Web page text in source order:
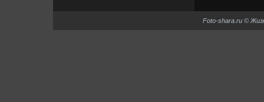
Foto-shara.ru ©